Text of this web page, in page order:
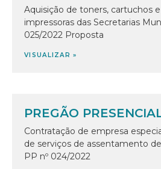
Aquisição de toners, cartuchos
impressoras das Secretarias
025/2022 Proposta
VISUALIZAR »
PREGÃO
Contratação de empresa
de serviços de assentamento
PP nº 024/2022